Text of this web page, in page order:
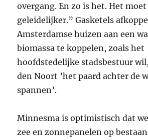
overgang. En zo is het. Het
geleidelijker.” Gasketels
Amsterdamse huizen aan een
biomassa te koppelen, zoals het
hoofdstedelijke stadsbestuur
den Noort ’het paard achter de
spannen’.
Minnesma is optimistisch dat
zee en zonnepanelen op